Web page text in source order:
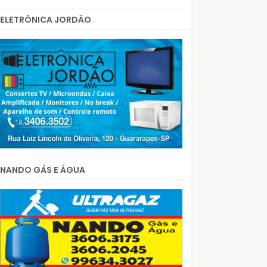
ELETRÔNICA JORDÃO
NANDO GÁS E ÁGUA